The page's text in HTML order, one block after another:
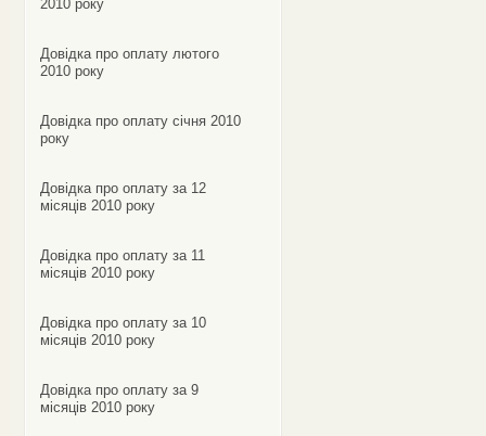
2010 року
Довідка про оплату лютого
2010 року
Довідка про оплату січня 2010
року
Довідка про оплату за 12
місяців 2010 року
Довідка про оплату за 11
місяців 2010 року
Довідка про оплату за 10
місяців 2010 року
Довідка про оплату за 9
місяців 2010 року